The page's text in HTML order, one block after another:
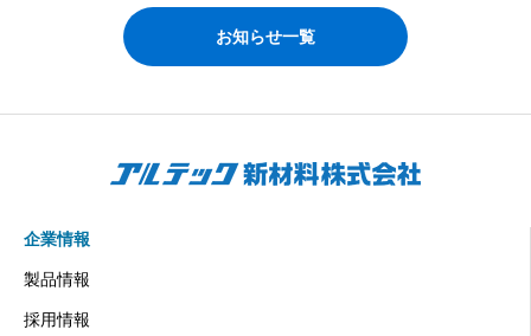
お知らせ一覧
企業情報
製品情報
採用情報